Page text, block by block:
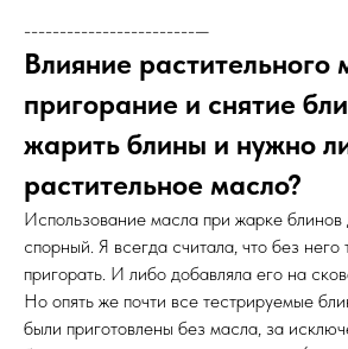
------------------------—
Влияние растительного
пригорание и снятие
жарить блины и нужно
растительное масло?
Использование масла при жарке блинов
спорный. Я всегда считала, что без него
пригорать. И либо добавляла его на
Но опять же почти все тестрируемые
были приготовлены без масла, за